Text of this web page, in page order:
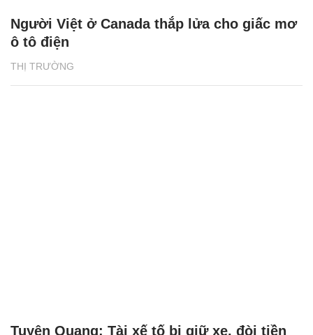
THỊ TRƯỜNG
Người Việt ở Canada thắp lửa cho giấc mơ
ô tô điện
Tuyên Quang: Tài xế tố bị giữ xe, đòi tiền